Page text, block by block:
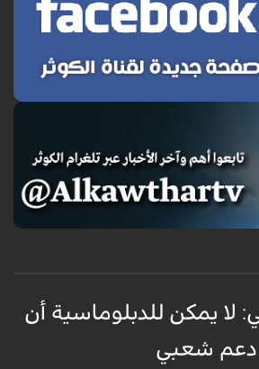
لا يمكن للدبلوماسية أن
دعم شعبي